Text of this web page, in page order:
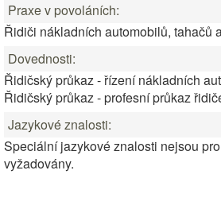
Praxe v povoláních:
Řidiči nákladních automobilů, tahačů
Dovednosti:
Řidičský průkaz - řízení nákladních
Řidičský průkaz - profesní průkaz
Jazykové znalosti:
Speciální jazykové znalosti nejsou
vyžadovány.